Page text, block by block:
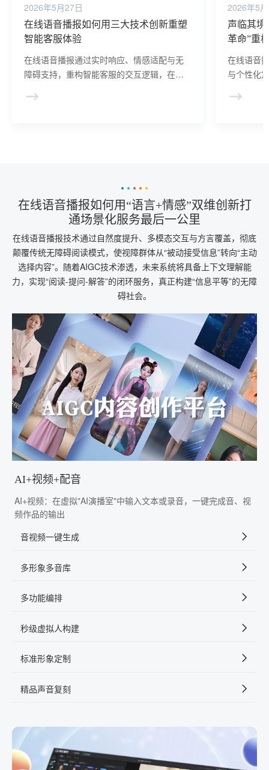
2026年5月27日
在线语音播报如何用三大技术创新重塑
智能客服体验
在线语音播报通过实时响应、情感适配与无
障碍支持，重构智能客服的交互逻辑，在效
AIGC的融合将催生“预防式服务”新范式，使
2026年5
声临其境
革命”重
在线语音
与个性化
与用户体
在线语音播报如何用“语言+情感”双维创新打
通场景化服务最后一公里
在线语音播报技术通过自然度提升、多模态交互与方言覆盖，彻底
颠覆传统无障碍阅读模式，使视障群体从“被动接受信息”转向“主动
选择内容”。随着AIGC技术渗透，未来系统将具备上下文理解能
力，实现“阅读-提问-解答”的闭环服务，真正构建“信息平等”的无障
碍社会。
AI+视频+配音
AI+视频：在虚拟"AI演播室"中输入文本或录音，一键完成音、视
频作品的输出
音视频一键生成
多形象多音库
多功能编排
秒级虚拟人构建
标准形象定制
精品声音复刻